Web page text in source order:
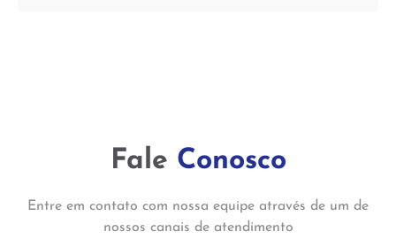
Fale Conosco
Entre em contato com nossa equipe através de um de
nossos canais de atendimento